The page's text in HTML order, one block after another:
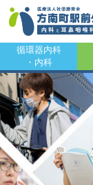
循環器内科
・内科